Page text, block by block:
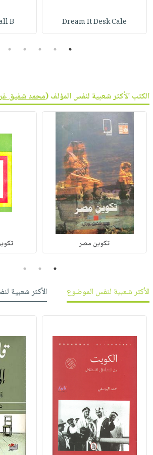
أطفال
مناسبات
أسئلة
يتكرر
وفرات
انشر
كتابك
تواصل
معنا
Dream It Desk Cale
B
1
2
3
4
5
الكتب الأكثر شعبية لنفس المؤلف (محمد شفيق
تكوين مصر
1
2
3
الأكثر شعبية لنفس الموضوع
الأكثر شعبية